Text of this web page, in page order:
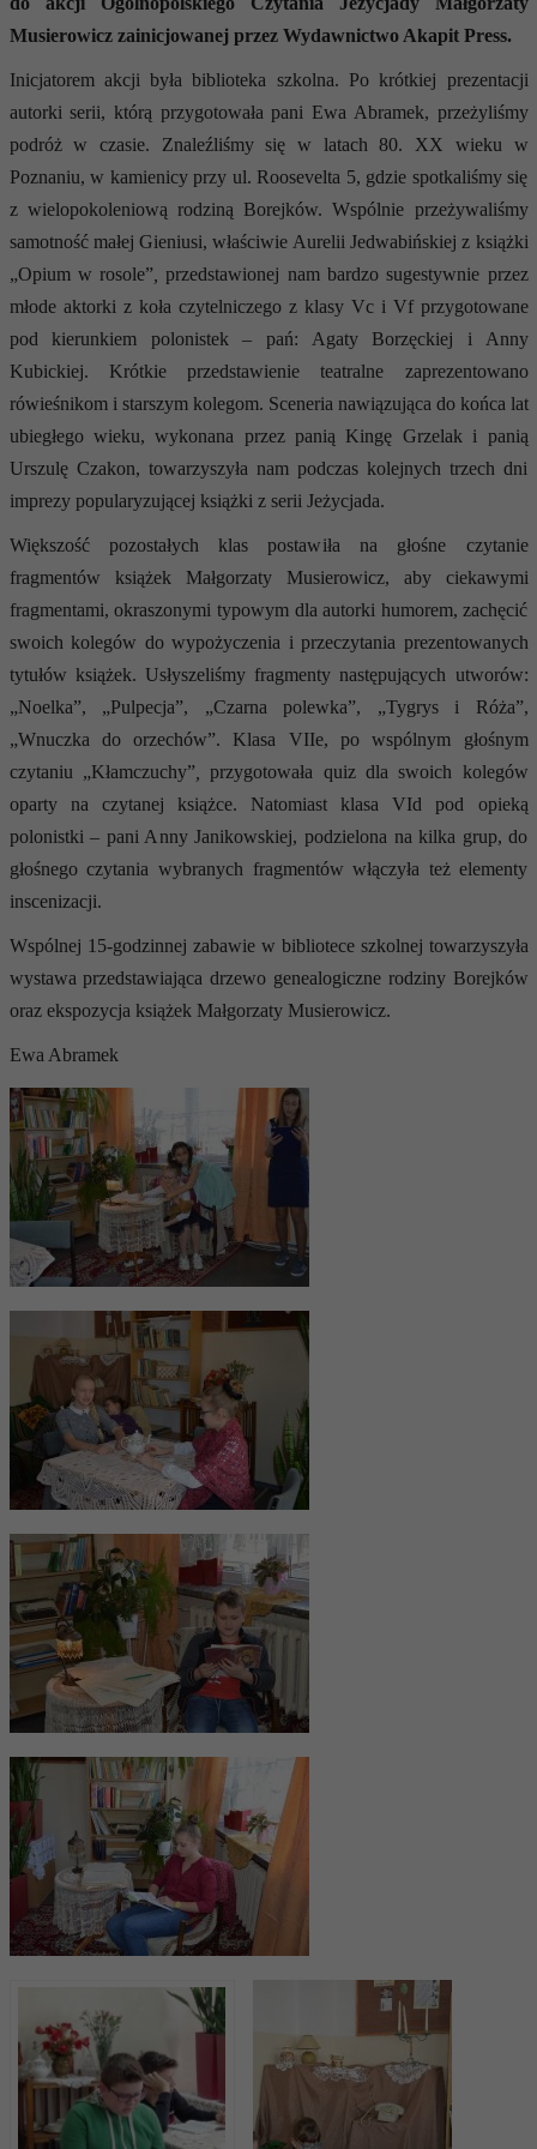
Musierowicz zainicjowanej przez Wydawnictwo Akapit Press.
Inicjatorem akcji była biblioteka szkolna. Po krótkiej prezentacji
autorki serii, którą przygotowała pani Ewa Abramek, przeżyliśmy
podróż w czasie. Znaleźliśmy się w latach 80. XX wieku w
Poznaniu, w kamienicy przy ul. Roosevelta 5, gdzie spotkaliśmy się
z wielopokoleniową rodziną Borejków. Wspólnie przeżywaliśmy
samotność małej Gieniusi, właściwie Aurelii Jedwabińskiej z książki
„Opium w rosole” przedstawionej nam bardzo sugestywnie przez
młode aktorki z koła czytelniczego z klasy Vc i Vf przygotowane
pod kierunkiem polonistek – pań: Agaty Borzęckiej i Anny
Kubickiej. Krótkie przedstawienie teatralne zaprezentowano
rówieśnikom i starszym kolegom. Sceneria nawiązująca do końca lat
ubiegłego wieku, wykonana przez panią Kingę Grzelak i panią
Urszulę Czakon, towarzyszyła nam podczas kolejnych trzech dni
imprezy popularyzującej książki z serii Jeżycjada.
Większość pozostałych klas postawiła na głośne czytanie
fragmentów książek Małgorzaty Musierowicz, aby ciekawymi
fragmentami, okraszonymi typowym dla autorki humorem, zachęcić
swoich kolegów do wypożyczenia i przeczytania prezentowanych
tytułów książek. Usłyszeliśmy fragmenty następujących utworów:
„Noelka”, „Pulpecja”, „Czarna polewka”, „Tygrys i Róża”,
„Wnuczka do orzechów”. Klasa VIIe, po wspólnym głośnym
czytaniu „Kłamczuchy”,
przygotowała quiz dla swoich kolegów
oparty na czytanej książce. Natomiast klasa VId pod opieką
polonistki – pani Anny Janikowskiej, podzielona na kilka grup, do
głośnego czytania wybranych fragmentów włączyła też elementy
inscenizacji.
Wspólnej 15-godzinnej zabawie w bibliotece szkolnej towarzyszyła
wystawa przedstawiająca drzewo genealogiczne rodziny Borejków
oraz ekspozycja książek Małgorzaty Musierowicz.
Ewa Abramek